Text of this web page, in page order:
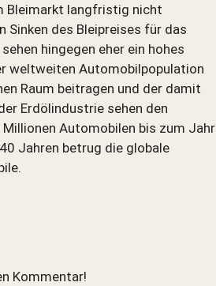
Bleimarkt langfristig nicht
Sinken des Bleipreises für das
hingegen eher ein hohes
weltweiten Automobilpopulation
Raum beitragen und der damit
Erdölindustrie sehen den
Automobilen bis zum Jahr
Jahren betrug die globale
Kommentar!